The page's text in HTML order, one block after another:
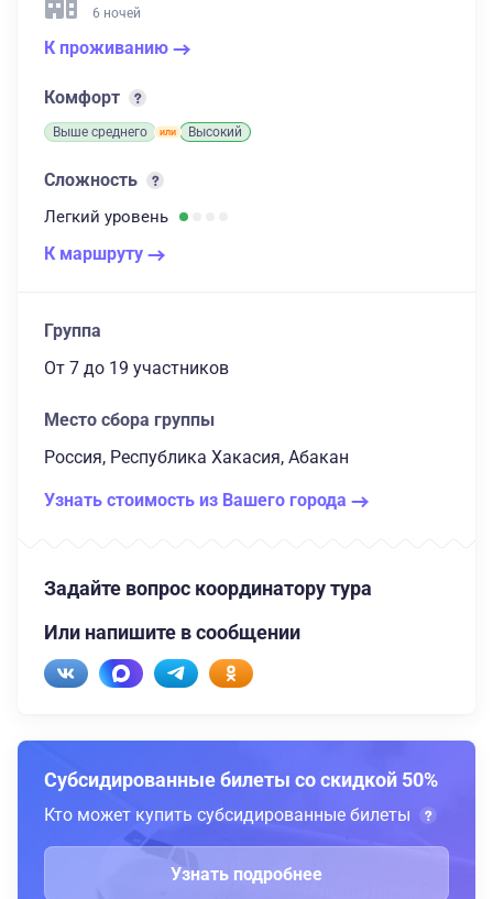
6 ночей
К проживанию
Комфорт
Выше среднего Высокий
Сложность
Легкий уровень
К маршруту
Группа
От 7 до 19 участников
Место сбора группы
Россия, Республика Хакасия, Абакан
Узнать стоимость из Вашего города
Задайте вопрос координатору тура
Или напишите в сообщении
Субсидированные билеты со скидкой 50%
Кто может купить субсидированные билеты
Узнать подробнее